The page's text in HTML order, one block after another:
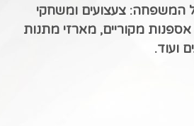
המשפחה: צעצועים ומשחקי
מקוריים, מארזי מתנות
ועוד.